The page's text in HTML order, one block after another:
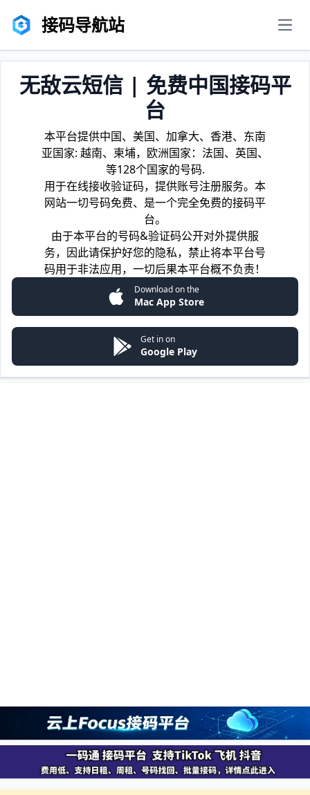
接码导航站
无敌云短信 | 免费中国接码平
台
本平台提供中国、美国、加拿大、香港、东南
亚国家: 越南、柬埔，欧洲国家：法国、英国、
等128个国家的号码.
用于在线接收验证码，提供账号注册服务。本
网站一切号码免费、是一个完全免费的接码平
台。
由于本平台的号码&验证码公开对外提供服
务，因此请保护好您的隐私，禁止将本平台号
码用于非法应用，一切后果本平台概不负责！
Download on the
Mac App Store
Get in on
Google Play